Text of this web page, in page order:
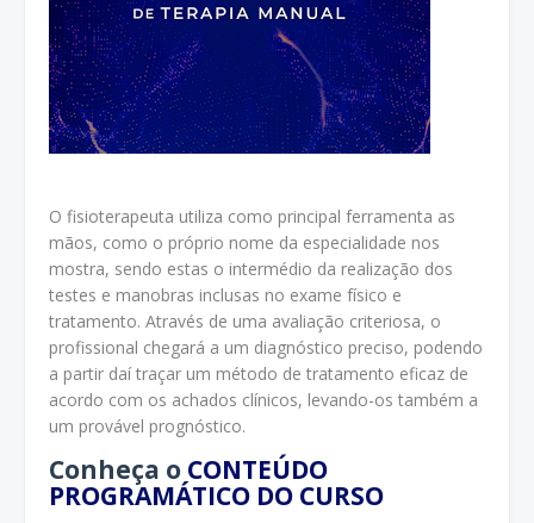
O fisioterapeuta utiliza como principal ferramenta as
mãos, como o próprio nome da especialidade nos
mostra, sendo estas o intermédio da realização dos
testes e manobras inclusas no exame físico e
tratamento. Através de uma avaliação criteriosa, o
profissional chegará a um diagnóstico preciso, podendo
a partir daí traçar um método de tratamento eficaz de
acordo com os achados clínicos, levando-os também a
um provável prognóstico.
Conheça o CONTEÚDO
PROGRAMÁTICO DO CURSO